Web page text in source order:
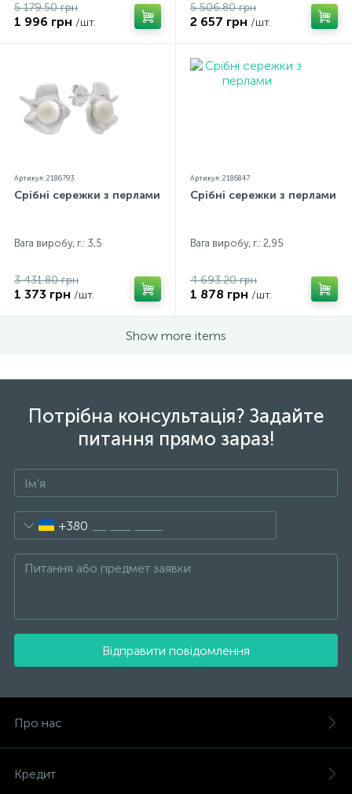
5 179.50 грн
1 996 грн /шт.
5 506.80 грн
2 657 грн /шт.
Артикул: 2186793
Срібні сережки з перлами
Вага виробу, г.: 3,5
3 431.80 грн
1 373 грн /шт.
Артикул: 2186847
Срібні сережки з перлами
Вага виробу, г.: 2,95
4 693.20 грн
1 878 грн /шт.
Show more items
Потрібна консультація? Задайте
питання прямо зараз!
+380
Відправити повідомлення
Про нас
Кредит